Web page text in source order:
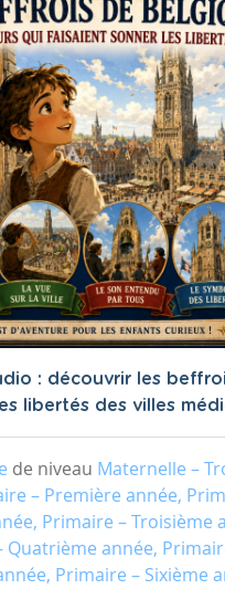
: découvrir les
libertés des villes
de niveau Maternelle –
– Première année,
Primaire – Troisième
Quatrième année,
Primaire – Sixième